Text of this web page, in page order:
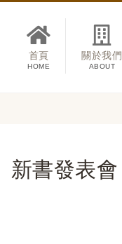
首頁
HOME
關於我們
ABOUT
新書發表會